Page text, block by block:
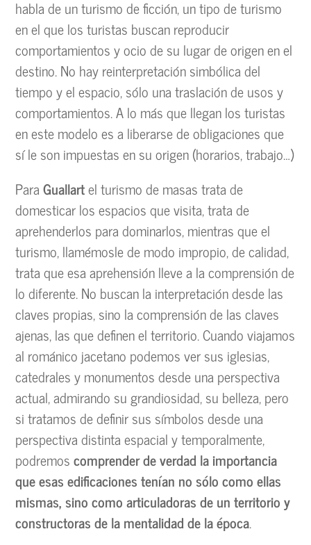
habla de un turismo de ficción, un tipo de turismo
en el que los turistas buscan reproducir
comportamientos y ocio de su lugar de origen en el
destino. No hay reinterpretación simbólica del
tiempo y el espacio, sólo una traslación de usos y
comportamientos. A lo más que llegan los turistas
en este modelo es a liberarse de obligaciones que
sí le son impuestas en su origen (horarios, trabajo…)
ParaGuallartel turismo de masas trata de
domesticar los espacios que visita, trata de
aprehenderlos para dominarlos, mientras que el
turismo, llamémosle de modo impropio, de calidad,
trata que esa aprehensión lleve a la comprensión de
lo diferente. No buscan la interpretación desde las
claves propias, sino la comprensión de las claves
ajenas, las que definen el territorio. Cuando viajamos
al románico jacetano podemos ver sus iglesias,
catedrales y monumentos desde una perspectiva
actual, admirando su grandiosidad, su belleza, pero
si tratamos de definir sus símbolos desde una
perspectiva distinta espacial y temporalmente,
podremoscomprender de verdad la importancia
que esas edificaciones tenían no sólo como ellas
mismas, sino como articuladoras de un territorio y
constructoras de la mentalidad de la época.